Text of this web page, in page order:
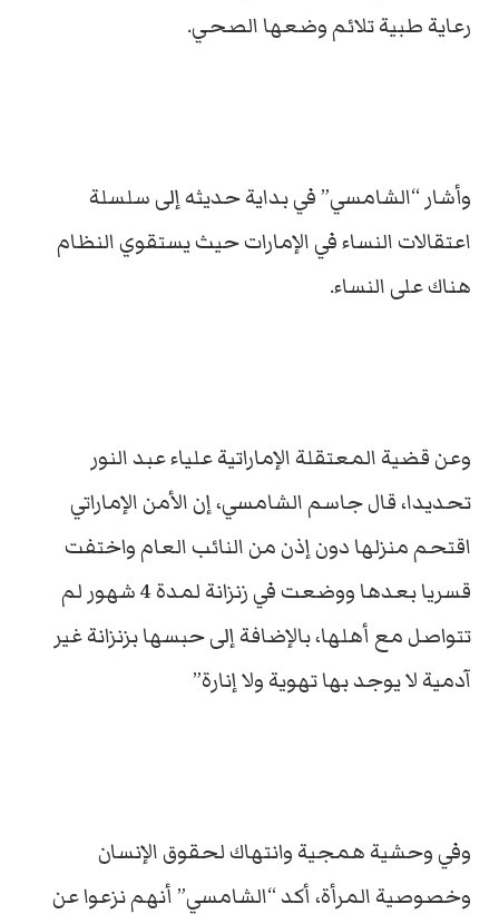
رعاية طبية تلائم وضعها الصحي.
وأشار “الشامسي” في بداية حديثه إلى سلسلة
اعتقالات النساء في الإمارات حيث يستقوي النظام
هناك على النساء.
وعن قضية المعتقلة الإماراتية علياء عبد النور
تحديدا، قال جاسم الشامسي، إن الأمن الإماراتي
اقتحم منزلها دون إذن من النائب العام واختفت
قسريا بعدها ووضعت في زنزانة لمدة 4 شهور لم
تتواصل مع أهلها، بالإضافة إلى حبسها بزنزانة غير
آدمية لا يوجد بها تهوية ولا إنارة”
وفي وحشية همجية وانتهاك لحقوق الإنسان
وخصوصية المرأة، أكد “الشامسي” أنهم نزعوا عن